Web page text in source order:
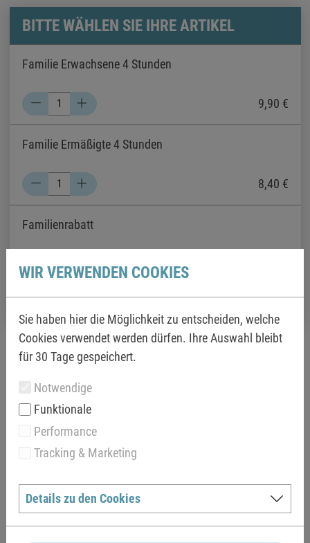
BITTE WÄHLEN SIE IHRE ARTIKEL
Familie Erwachsene 4 Stunden
9,90 €
Familie Ermäßigte 4 Stunden
8,40 €
Familienrabatt
IN DEN WARENKORB LEGEN
ERLÄUTERUNGEN
Gültig vom ersten Tag nach den Sommerferien in Bayern bis
zum einmaligen Eintritt und verliert beim Verlassen des
Bades ihre Gültigkeit. Die Badezeit endet 15 Minuten vor
Schließung. Sämtliche Vergünstigungen nur gegen Vorlage
eines gültigen Ausweises.
WIR VERWENDEN COOKIES
Sie haben hier die Möglichkeit zu entscheiden, welche
Cookies verwendet werden dürfen. Ihre Auswahl bleibt
für 30 Tage gespeichert.
Notwendige
Funktionale
Performance
Tracking & Marketing
Details zu den Cookies